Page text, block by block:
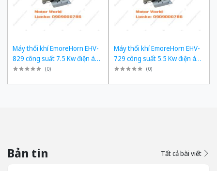
Máy thổi khí EmoreHorn EHV-
829 công suất 7.5 Kw điện áp
3pha 380VAC, 50Hz
(0)
Máy thổi khí EmoreHorn EHV-
729 công suất 5.5 Kw điện áp
3pha 380VAC, 50Hz
(0)
Bản tin Tất cả bài viết